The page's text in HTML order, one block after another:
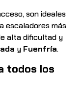
son ideales
escaladores más
alta dificultad y
y Fuenfría.
todos los